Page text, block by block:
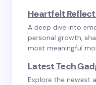
Heartfelt
A deep dive into
personal growth,
most meaningful
Latest Tech
Explore the newest